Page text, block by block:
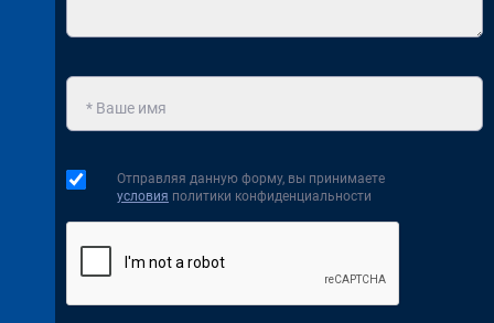
Отправляя данную форму, вы принимаете
условия политики конфиденциальности